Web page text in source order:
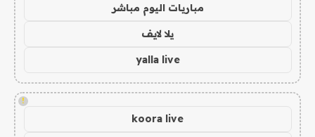
مباريات اليوم مباشر
يلا لايف
yalla live
!
koora live